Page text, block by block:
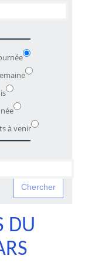
à venir
DU